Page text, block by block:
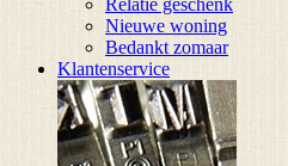
Nieuwe woning
Bedankt zomaar
Klantenservice